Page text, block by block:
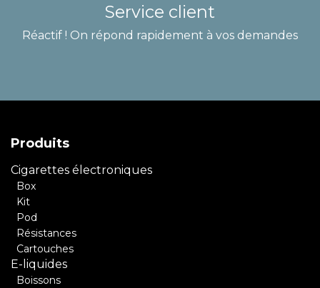
Service client
Réactif ! On répond rapidement à vos demandes
Produits
Cigarettes électroniques
Box
Kit
Pod
Résistances
Cartouches
E-liquides
Boissons